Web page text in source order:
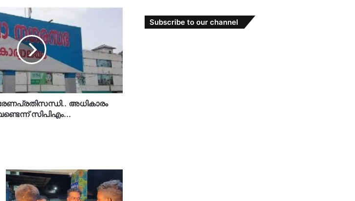
അധികാരം
സിപിഎം...
Subscribe to our channel